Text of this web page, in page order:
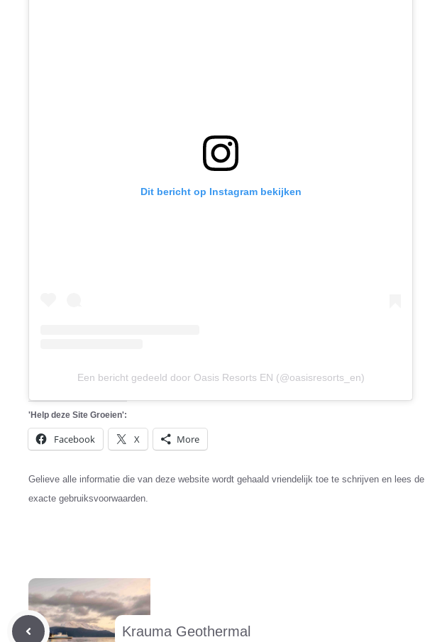
Dit bericht op Instagram bekijken
Een bericht gedeeld door Oasis Resorts EN (@oasisresorts_en)
'Help deze Site Groeien':
Facebook X More
Gelieve alle informatie die van deze website wordt gehaald vriendelijk toe te schrijven en lees de
exacte gebruiksvoorwaarden.
Krauma Geothermal